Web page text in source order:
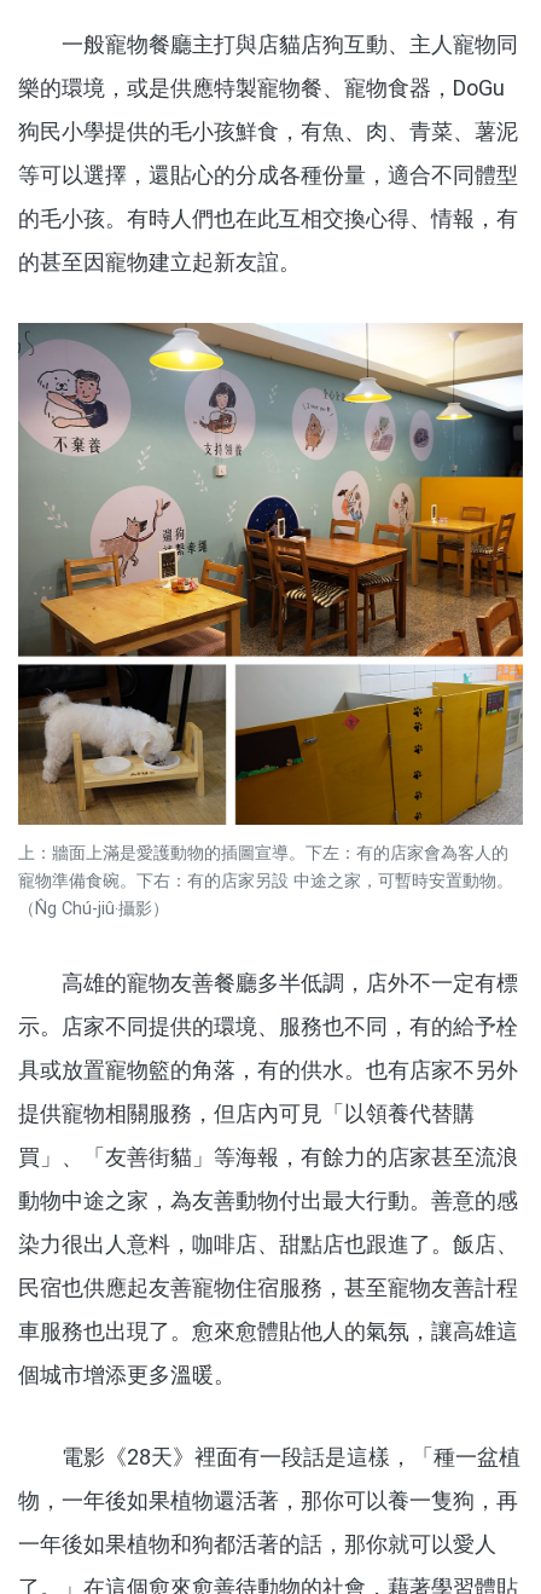
一般寵物餐廳主打與店貓店狗互動、主人寵物同
樂的環境，或是供應特製寵物餐、寵物食器，DoGu
狗民小學提供的毛小孩鮮食，有魚、肉、青菜、薯泥
等可以選擇，還貼心的分成各種份量，適合不同體型
的毛小孩。有時人們也在此互相交換心得、情報，有
的甚至因寵物建立起新友誼。
上：牆面上滿是愛護動物的插圖宣導。下左：有的店家會為客人的
寵物準備食碗。下右：有的店家另設 中途之家，可暫時安置動物。
（N̂g Chú-jiû‧攝影）
高雄的寵物友善餐廳多半低調，店外不一定有標
示。店家不同提供的環境、服務也不同，有的給予栓
具或放置寵物籃的角落，有的供水。也有店家不另外
提供寵物相關服務，但店內可見「以領養代替購
買」、「友善街貓」等海報，有餘力的店家甚至流浪
動物中途之家，為友善動物付出最大行動。善意的感
染力很出人意料，咖啡店、甜點店也跟進了。飯店、
民宿也供應起友善寵物住宿服務，甚至寵物友善計程
車服務也出現了。愈來愈體貼他人的氣氛，讓高雄這
個城市增添更多溫暖。
電影《28天》裡面有一段話是這樣，「種一盆植
物，一年後如果植物還活著，那你可以養一隻狗，再
一年後如果植物和狗都活著的話，那你就可以愛人
了。」在這個愈來愈善待動物的社會，藉著學習體貼